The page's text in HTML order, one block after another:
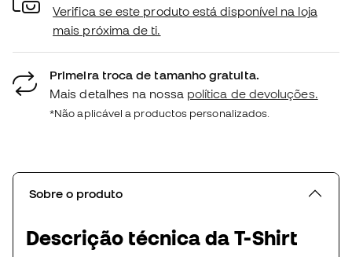
Verifica se este produto está disponível na loja
mais próxima de ti.
Primeira troca de tamanho gratuita.
Mais detalhes na nossa política de devoluções.
*Não aplicável a productos personalizados.
Sobre o produto
Descrição técnica da T-Shirt